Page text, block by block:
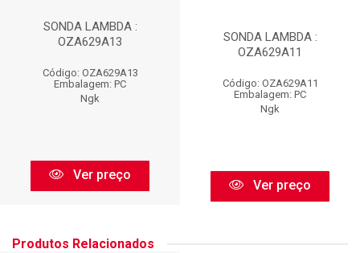
SONDA LAMBDA :
OZA629A13
Código: OZA629A13
Embalagem: PC
Ngk
Ver preço
SONDA LAMBDA :
OZA629A11
Código: OZA629A11
Embalagem: PC
Ngk
Ver preço
Produtos Relacionados